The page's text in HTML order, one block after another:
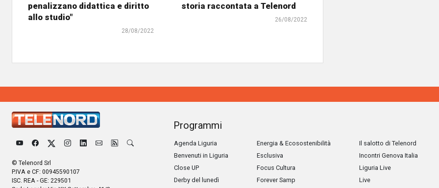
penalizzano didattica e diritto
allo studio"
28/08/2022
storia raccontata a Telenord
26/08/2022
© Telenord Srl
P.IVA e CF: 00945590107
ISC. REA - GE: 229501
Programmi
Agenda Liguria
Benvenuti in Liguria
Close UP
Derby del lunedì
Energia & Ecosostenibilità
Esclusiva
Focus Cultura
Forever Samp
Il salotto di Telenord
Incontri Genova Italia
Liguria Live
Live